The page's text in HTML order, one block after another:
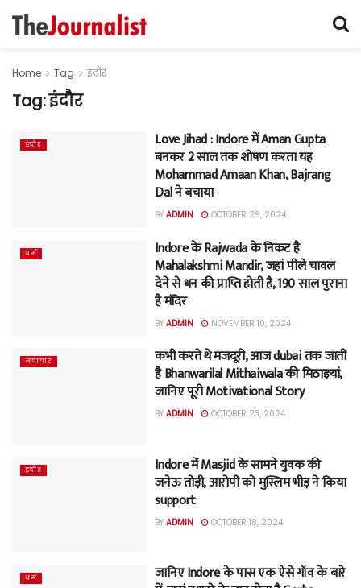
Home Tag इंदौर
Tag:इंदौर
इंदौर
Love Jihad : Indore में Aman Gupta
बनकर 2 साल तक शोषण करता यह
Mohammad Amaan Khan, Bajrang
Dal ने बचाया
BY ADMIN OCTOBER 29, 2024
धर्म
Indore के Rajwada के निकट है
Mahalakshmi Mandir, जहां पीले चावल
देने से धन की प्राप्ति होती है, 190 साल पुराना
है मंदिर
BY ADMIN NOVEMBER 10, 2024
नवाचार
कभी करते थे मजदूरी, आज dubai तक जाती
है Bhanwarilal Mithaiwala की मिठाइयां,
जानिए पूरी Motivational Story
BY ADMIN OCTOBER 23, 2024
इंदौर
Indore में Masjid के सामने युवक की
जनेऊ तोड़ी, आरोपी को मुस्लिम भीड़ ने किया
support
BY ADMIN OCTOBER 18, 2024
धर्म
जानिए Indore के पास एक ऐसे गाँव के बारे